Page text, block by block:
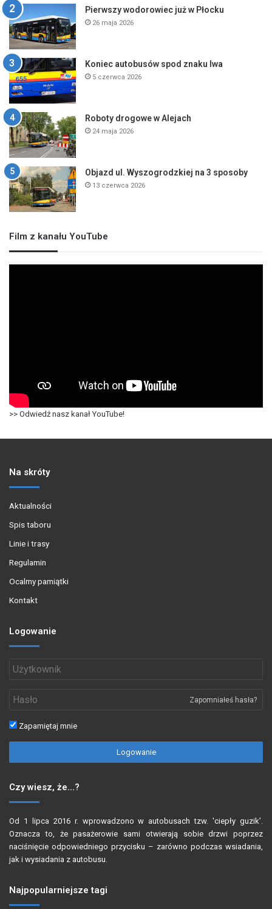
Pierwszy wodorowiec już w Płocku
26 maja 2026
Koniec autobusów spod znaku lwa
5 czerwca 2026
Roboty drogowe w Alejach
24 maja 2026
Objazd ul. Wyszogrodzkiej na 3 sposoby
13 czerwca 2026
Film z kanału YouTube
>> Odwiedź nasz kanał YouTube!
Na skróty
Aktualności
Spis taboru
Linie i trasy
Regulamin
Ocalmy pamiątki
Kontakt
Logowanie
Zapomniałeś hasła?
Zapamiętaj mnie
Logowanie
Czy wiesz, że…?
Od 1 lipca 2016 r. wprowadzono w autobusach tzw. 'ciepły guzik’.
Oznacza to, że pasażerowie sami otwierają sobie drzwi poprzez
naciśnięcie odpowiedniego przycisku – zarówno podczas wsiadania,
jak i wysiadania z autobusu.
Najpopularniejsze tagi